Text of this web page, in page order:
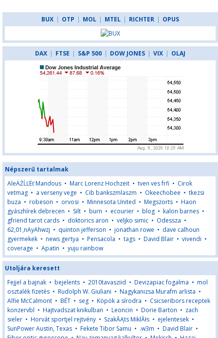
BUX | OTP | MOL | MTEL | RICHTER | OPUS
DAX | FTSE | S&P 500 | DOW JONES | VIX | OLAJ
Népszerű tartalmak
AleÄŹĹĽËť Mandous • Marc Lorenz Hochzeit • tven ves frfi • Cirok
vetmag • a verseny vege • Cib bankszmlaszm • Okeechobee • tkezsi
buza • robeson • orvosi • Minnesota United • Megszorts • Haon
gyászhírek debrecen • Silt • burn • ecourier • blog • kalon barnes •
gfriend tarot cards • doktorics aron • veljko simic • Odessza •
62,01,nAyAhwzj • quinton jefferson • jonathan rowe • dave calhoun
gyermekek • news gertya • Pensacola • tags • David Blair • vivendi •
coverage • Apatin • yuju rainbow
Utoljára keresett
Fejjel a bajnak • bejelents • 2010tavasziid • Devizapiac fogalma • mol
osztalék fizetés • Rudolph W. Giuliani • Nagykanizsa Murafm arlista •
Alfie McCalmont • BÉT • seg • Köpök a sírodra • Csicseribors receptek
konzervbl • Hajtvadszat knikulban • Leoncin • Dorie Barton • zach
sieler • Horvát sportjel rejtvény • SzakĂĄts MiklĂłs • ejelentesek •
SunPower Austin, Texas • Fekete Tibor Samu • .w3m • David Blair •